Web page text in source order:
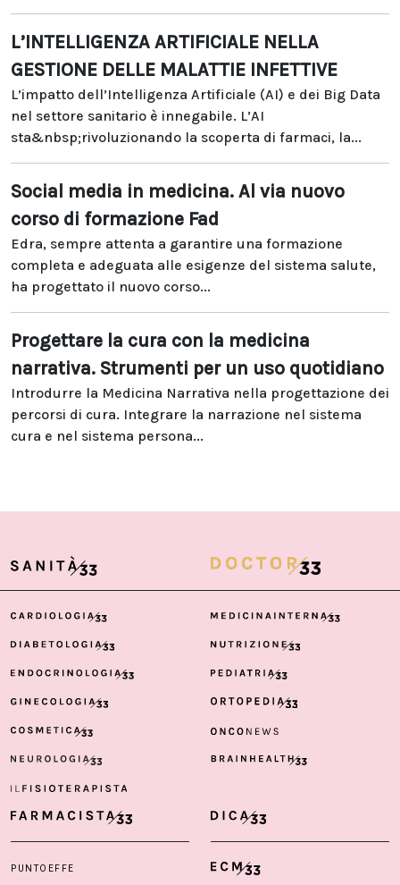
L’INTELLIGENZA ARTIFICIALE NELLA
GESTIONE DELLE MALATTIE INFETTIVE
L’impatto dell’Intelligenza Artificiale (AI) e dei Big Data
nel settore sanitario è innegabile. L’AI
sta&nbsp;rivoluzionando la scoperta di farmaci, la...
Social media in medicina. Al via nuovo
corso di formazione Fad
Edra, sempre attenta a garantire una formazione
completa e adeguata alle esigenze del sistema salute,
ha progettato il nuovo corso...
Progettare la cura con la medicina
narrativa. Strumenti per un uso quotidiano
Introdurre la Medicina Narrativa nella progettazione dei
percorsi di cura. Integrare la narrazione nel sistema
cura e nel sistema persona...